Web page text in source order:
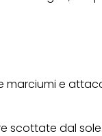
marciumi e
scottate dal sole.